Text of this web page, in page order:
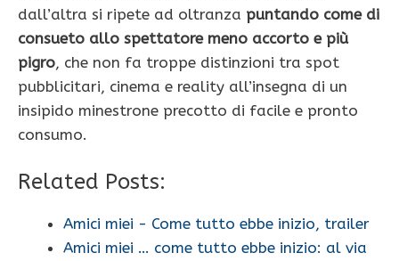
dall’altra si ripete ad oltranza puntando come di
consueto allo spettatore meno accorto e più
pigro, che non fa troppe distinzioni tra spot
pubblicitari, cinema e reality all’insegna di un
insipido minestrone precotto di facile e pronto
consumo.
Related Posts:
Amici miei - Come tutto ebbe inizio, trailer
Amici miei … come tutto ebbe inizio: al via